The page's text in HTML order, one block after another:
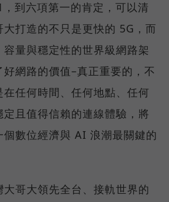
到六項第一的肯定，可以清
打造的不只是更快的 5G，而
量與穩定性的世界級網路架
網路的價值–真正重要的，不
任何時間、任何地點、任何
且值得信賴的連線體驗，將
個數位經濟與 AI 浪潮最關鍵的
哥大領先全台、接軌世界的